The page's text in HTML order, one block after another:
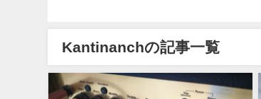
Kantinanchの記事一覧